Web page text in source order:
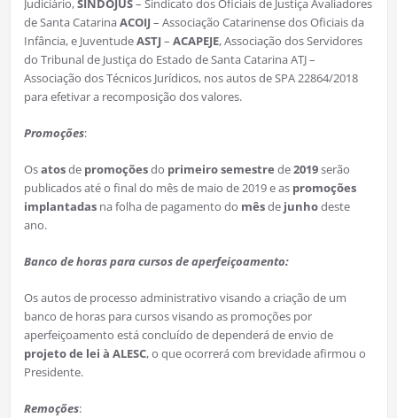
Judiciário,SINDOJUS– Sindicato dos Oficiais de Justiça Avaliadores
de Santa CatarinaACOIJ – Associação Catarinense dos Oficiais da
Infância, e JuventudeASTJ – ACAPEJE, Associação dos Servidores
do Tribunal de Justiça do Estado de Santa Catarina ATJ –
Associação dos Técnicos Jurídicos, nos autos de SPA 22864/2018
para efetivar a recomposição dos valores.
Promoções:
Osatosde promoçõesdo primeirosemestre de2019serão
publicados até o final do mês de maio de 2019 e as promoções
implantadasna folha de pagamento do mêsde junhodeste
ano.
Banco de horas para cursos de aperfeiçoamento:
Os autos de processo administrativo visando a criação de um
banco de horas para cursos visando as promoções por
aperfeiçoamento está concluído de dependerá de envio de
projeto de lei à ALESC, o que ocorrerá com brevidade afirmou o
Presidente.
Remoções: